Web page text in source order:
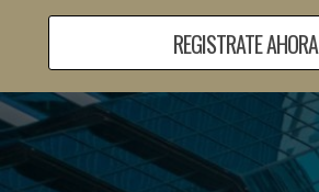
REGISTRATE AHORA